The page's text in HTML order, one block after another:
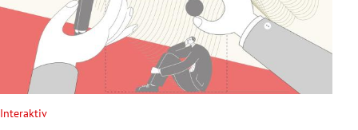
Interaktiv